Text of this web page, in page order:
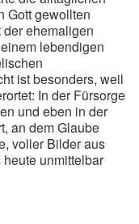
Gott gewollten
ehemaligen
lebendigen
ist besonders, weil
In der Fürsorge
und eben in der
an dem Glaube
voller Bilder aus
unmittelbar